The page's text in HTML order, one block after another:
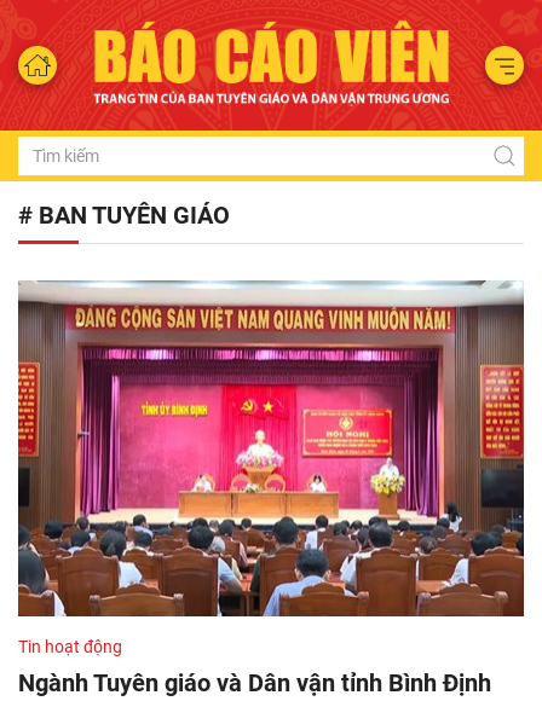
# BAN TUYÊN GIÁO
Tin hoạt động
Ngành Tuyên giáo và Dân vận tỉnh Bình Định